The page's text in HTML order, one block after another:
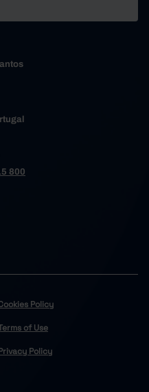
800
Policy
of Use
Policy